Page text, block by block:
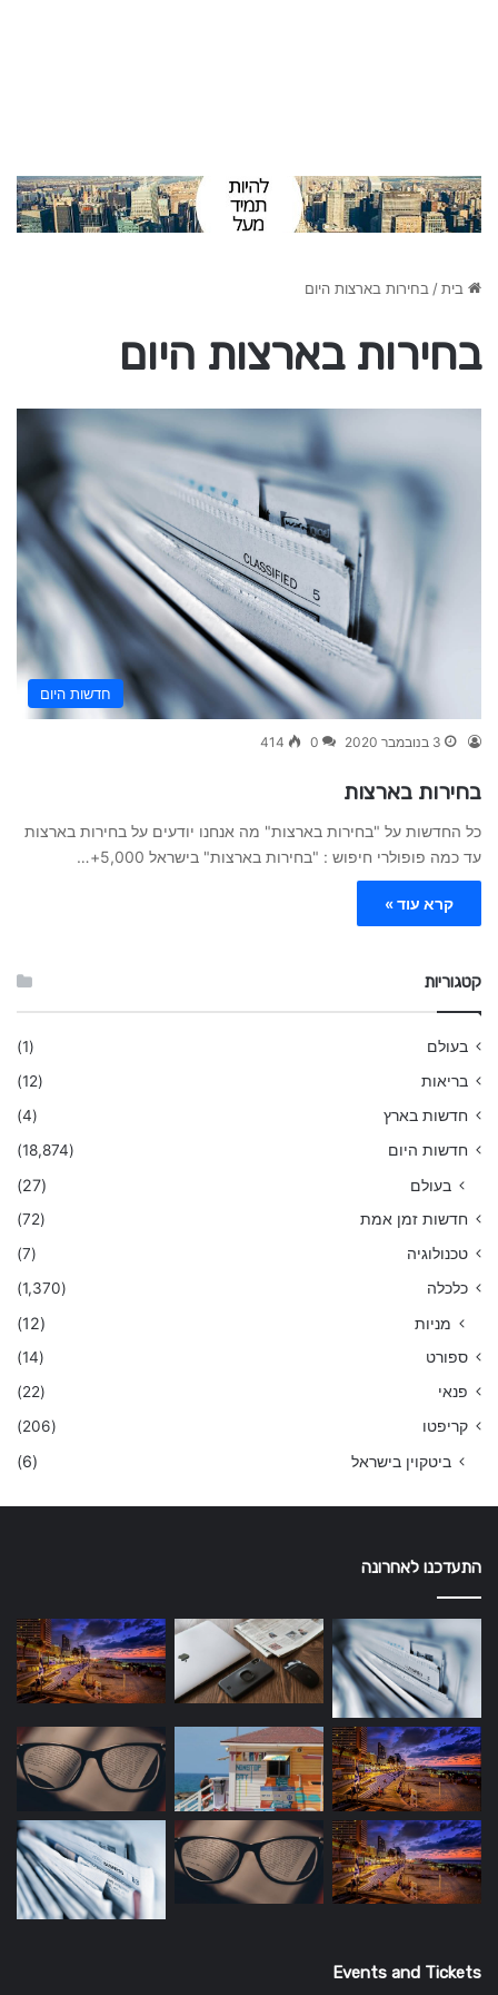
בית/בחירות בארצות היום
בחירות בארצות היום
חדשות היום
3 בנובמבר 2020 0
414
בחירות בארצות
כל החדשות על "בחירות בארצות" מה אנחנו יודעים על בחירות בארצות
עד כמה פופולרי חיפוש : "בחירות בארצות" בישראל 5,000+…
קרא עוד »
קטגוריות
בעולם
(1)
בריאות
(12)
חדשות בארץ
(4)
חדשות היום
(18,874)
בעולם (27)
חדשות זמן אמת
(72)
טכנולוגיה
(7)
כלכלה
(1,370)
מניות (12)
ספורט
(14)
פנאי
(22)
קריפטו
(206)
ביטקוין בישראל (6)
התעדכנו לאחרונה
Events and Tickets